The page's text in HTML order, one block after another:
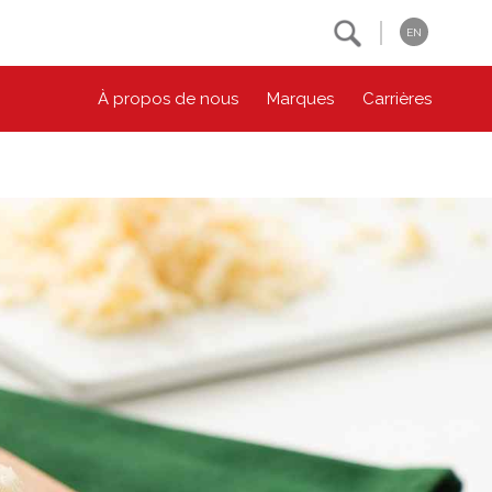
EN
À propos de nous Marques Carrières
Environnement
Bien-être des animaux
Collectivité
Principes coopératifs
Diversité et inclusion
Accessibilité
Contactez-nous
Location